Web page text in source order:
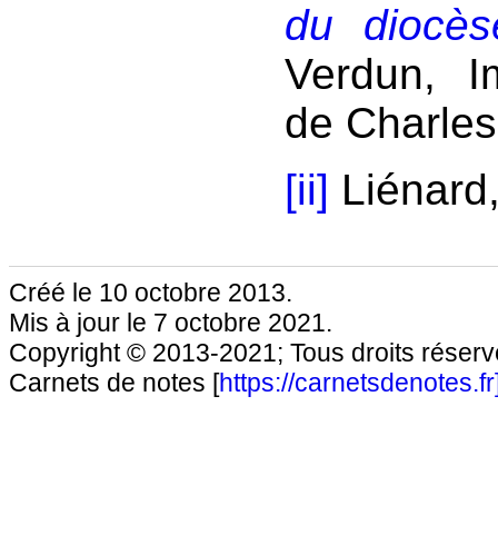
du
Verdun,
de
[ii]
Créé le 10 octobre 2013.
Mis à jour le 7 octobre 2021.
Copyright © 2013-2021; Tous droits
Carnets de notes [https://